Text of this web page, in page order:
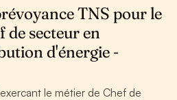
TNS pour le
de secteur en
d'énergie -
le métier de Chef de